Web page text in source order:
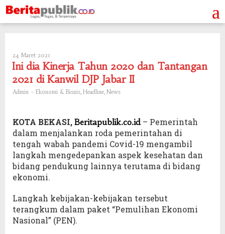
Skip
to
content
24 Maret 2021
Admin
Ini dia Kinerja Tahun 2020 dan Tantangan
2021 di Kanwil DJP Jabar II
Admin - Ekonomi & Bisnis, Headline, News
KOTA BEKASI, Beritapublik.co.id – Pemerintah
dalam menjalankan roda pemerintahan di
tengah wabah pandemi Covid-19 mengambil
langkah mengedepankan aspek kesehatan dan
bidang pendukung lainnya terutama di bidang
ekonomi.
Langkah kebijakan-kebijakan tersebut
terangkum dalam paket “Pemulihan Ekonomi
Nasional” (PEN).